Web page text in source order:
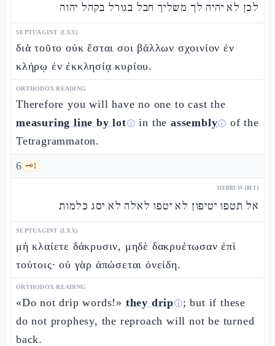
לכן לא יהיה לך משליך חבל בגורל בקהל יהוה
SEPTUAGINT (LXX)
διὰ τοῦτο οὐκ ἔσται σοι βάλλων σχοινίον ἐν
κλήρῳ ἐν ἐκκλησίᾳ κυρίου.
ORTHODOX READING
Therefore you will have no one to cast the
measuring line by lotⓘ in theassemblyⓘ of the
Tetragrammaton.
6 🗝️1
HEBREW (MT)
אל תטפו יטיפון לא יטפו לאלה לא יסג כלמות
SEPTUAGINT (LXX)
μὴ κλαίετε δάκρυσιν, μηδὲ δακρυέτωσαν ἐπὶ
τούτοις· οὐ γὰρ ἀπώσεται ὀνείδη.
ORTHODOX READING
«Do not drip words!» they dripⓘ; but if these
do not prophesy, the reproach will not be turned
back.